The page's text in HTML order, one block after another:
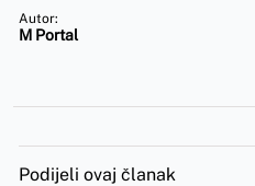
Autor:
M Portal
Podijeli ovaj članak